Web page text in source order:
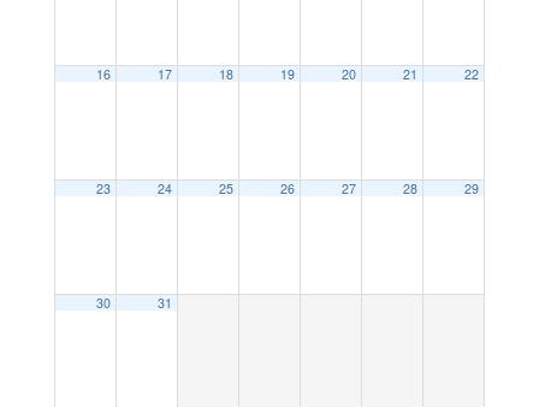
16 17 18 19 20 21 22
23 24 25 26 27 28 29
30 31